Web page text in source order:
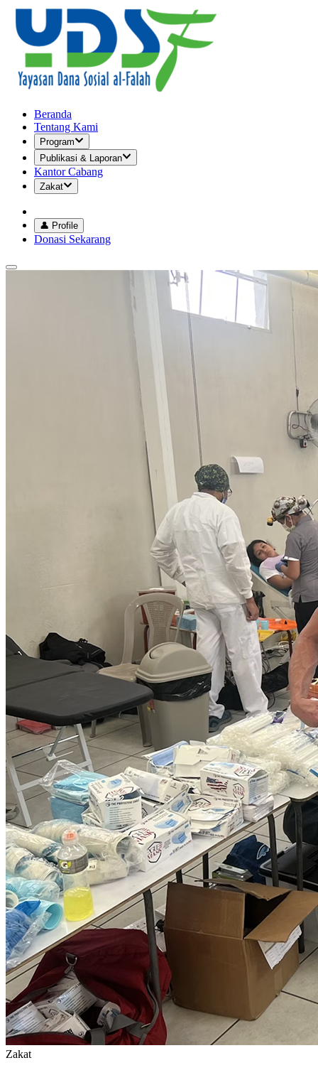
Beranda
Tentang Kami
Program
Publikasi & Laporan
Kantor Cabang
Zakat
👤 Profile
Donasi Sekarang
Zakat